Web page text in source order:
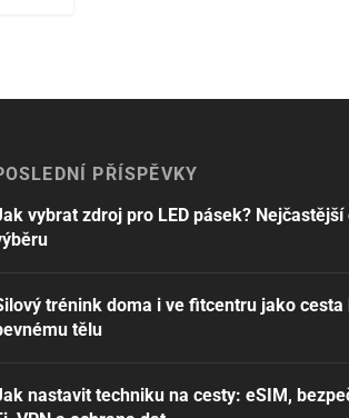
PŘÍSPĚVKY
vybrat zdroj pro LED pásek? Nejčastější
trénink doma i ve fitcentru jako cesta
tělu
nastavit techniku na cesty: eSIM,